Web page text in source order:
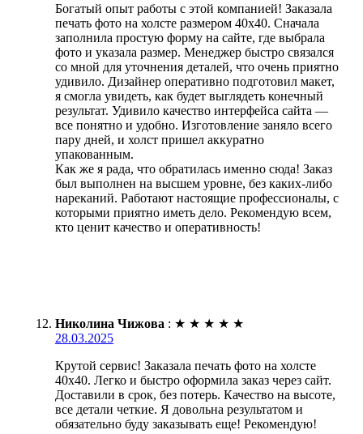
Богатый опыт работы с этой компанией! Заказала
печать фото на холсте размером 40х40. Сначала
заполнила простую форму на сайте, где выбрала
фото и указала размер. Менеджер быстро связался
со мной для уточнения деталей, что очень приятно
удивило. Дизайнер оперативно подготовил макет,
я смогла увидеть, как будет выглядеть конечный
результат. Удивило качество интерфейса сайта —
все понятно и удобно. Изготовление заняло всего
пару дней, и холст пришел аккуратно
упакованным.
Как же я рада, что обратилась именно сюда! Заказ
был выполнен на высшем уровне, без каких-либо
нареканий. Работают настоящие профессионалы, с
которыми приятно иметь дело. Рекомендую всем,
кто ценит качество и оперативность!
Николина Чижова : ★ ★ ★ ★ ★
28.03.2025
Крутой сервис! Заказала печать фото на холсте
40х40. Легко и быстро оформила заказ через сайт.
Доставили в срок, без потерь. Качество на высоте,
все детали четкие. Я довольна результатом и
обязательно буду заказывать еще! Рекомендую!